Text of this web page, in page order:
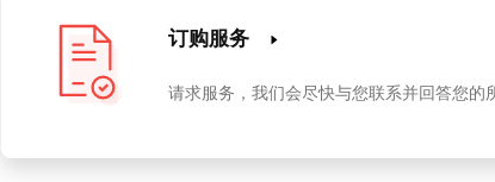
订购服务
请求服务，我们会尽快与您联系并回答您的